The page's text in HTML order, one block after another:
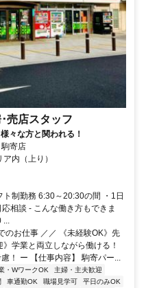
売店スタッフ
々な方と関われる！
寄店
内（上り）
制勤務 6:30～20:30の間 ・1日
相談 - こんな働き方もできま
のお仕事 ／／ 《未経験OK》先
学業と両立しながら働ける！
！ ー 【仕事内容】 駒寄パー...
・WワークOK
主婦・主夫歓迎
車通勤OK 職場見学可
平日のみOK